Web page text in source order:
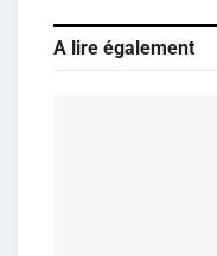
A lire également